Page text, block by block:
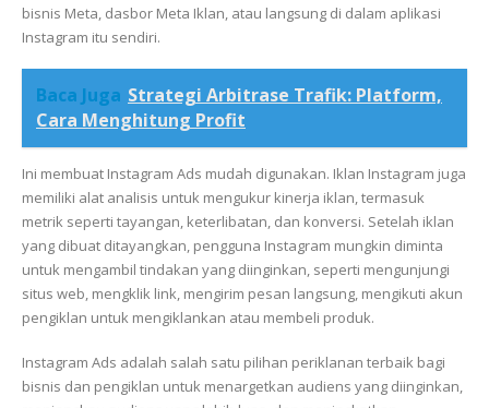
bisnis Meta, dasbor Meta Iklan, atau langsung di dalam aplikasi
Instagram itu sendiri.
Baca Juga Strategi Arbitrase Trafik: Platform,
Cara Menghitung Profit
Ini membuat Instagram Ads mudah digunakan. Iklan Instagram juga
memiliki alat analisis untuk mengukur kinerja iklan, termasuk
metrik seperti tayangan, keterlibatan, dan konversi. Setelah iklan
yang dibuat ditayangkan, pengguna Instagram mungkin diminta
untuk mengambil tindakan yang diinginkan, seperti mengunjungi
situs web, mengklik link, mengirim pesan langsung, mengikuti akun
pengiklan untuk mengiklankan atau membeli produk.
Instagram Ads adalah salah satu pilihan periklanan terbaik bagi
bisnis dan pengiklan untuk menargetkan audiens yang diinginkan,